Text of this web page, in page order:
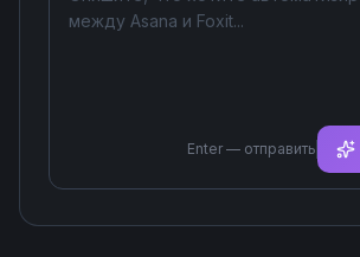
Enter — отправить